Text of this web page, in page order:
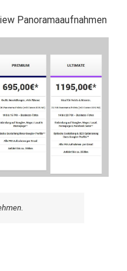
Panoramaaufnahmen